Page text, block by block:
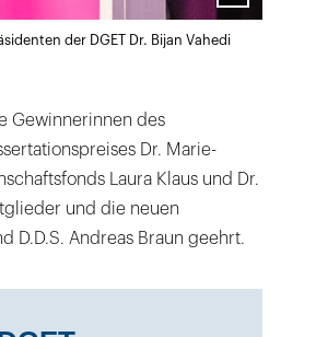
Lightbox
der DGET Dr. Bijan Vahedi
Gewinnerinnen des
Dr. Marie-
Laura Klaus und Dr.
und die neuen
D.D.S. Andreas Braun geehrt.